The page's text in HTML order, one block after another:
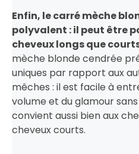
Enfin, le carré mèche
polyvalent : il peut être
cheveux longs que
mèche blonde cendrée
uniques par rapport aux
mêches : il est facile à
volume et du glamour
convient aussi bien aux
cheveux courts.